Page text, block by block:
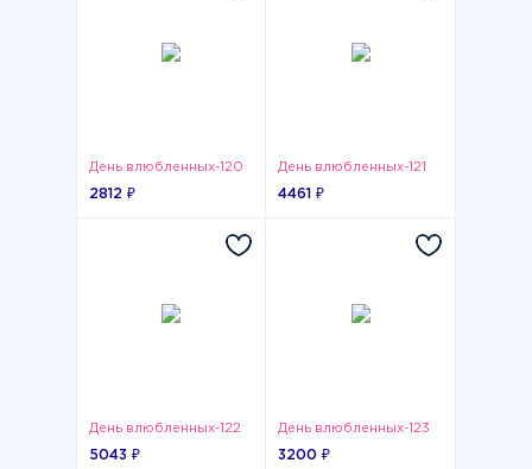
День влюбленных-120
2812 ₽
День влюбленных-121
4461 ₽
День влюбленных-122
5043 ₽
День влюбленных-123
3200 ₽